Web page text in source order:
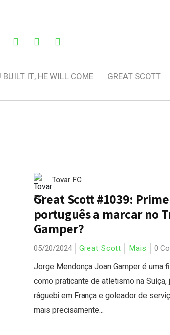
BUILT IT, HE WILL COME GREAT SCOTT
Tovar FC
Great Scott #1039:
português a marcar no
Gamper?
05/20/2024 Great Scott Mais 0
Jorge Mendonça Joan Gamper é uma
como praticante de atletismo na Suíça,
râguebi em França e goleador de
mais precisamente...